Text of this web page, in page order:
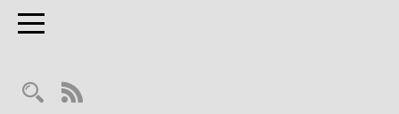
Toggle navigation
RSS-Feed